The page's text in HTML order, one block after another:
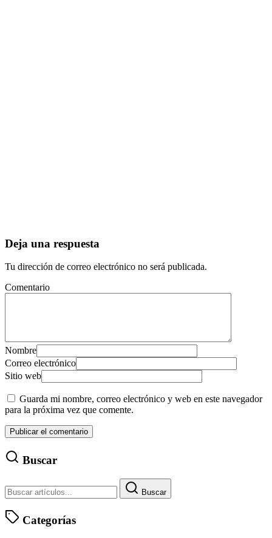
Deja una respuesta
Tu dirección de correo electrónico no será publicada.
Comentario
Nombre
Correo electrónico
Sitio web
Guarda mi nombre, correo electrónico y web en este navegador
para la próxima vez que comente.
Buscar
Buscar
Categorías